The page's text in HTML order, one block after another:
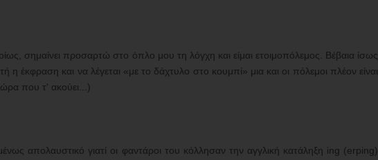
σημαίνει προσαρτώ στο όπλο μου τη λόγχη και είμαι ετοιμοπόλεμος. Βέβαια ίσως
η έκφραση και να λέγεται «με το δάχτυλο στο κουμπί» μια και οι πόλεμοι πλέον είναι
που τ' ακούει...)
απολαυστικό γιατί οι φαντάροι του κόλλησαν την αγγλική κατάληξη ing (erping)